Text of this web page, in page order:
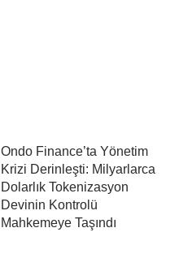
Ondo Finance’ta Yönetim
Krizi Derinleşti: Milyarlarca
Dolarlık Tokenizasyon
Devinin Kontrolü
Mahkemeye Taşındı